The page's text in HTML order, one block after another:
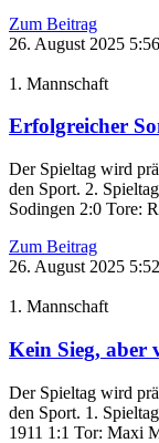
Zum Beitrag
26. August 2025 5:56
1. Mannschaft
Erfolgreicher
Der Spieltag wird
den Sport. 2.
Sodingen 2:0 Tore:
Zum Beitrag
26. August 2025 5:52
1. Mannschaft
Kein Sieg, aber
Der Spieltag wird
den Sport. 1.
1911 1:1 Tor: Maxi